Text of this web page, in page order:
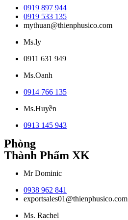
0919 897 944
0919 533 135
mythuan@thienphusico.com
Ms.ly
0911 631 949
Ms.Oanh
0914 766 135
Ms.Huyền
0913 145 943
Phòng
Thành Phẩm XK
Mr Dominic
0938 962 841
exportsales01@thienphusico.com
Ms. Rachel